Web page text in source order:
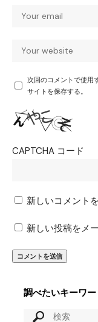
次回のコメントで使用
サイトを保存する。
CAPTCHA コード
新しいコメント
新しい投稿をメ
調べたいキーワ